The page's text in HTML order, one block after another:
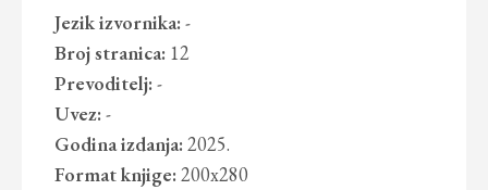
Jezik izvornika: -
Broj stranica: 12
Prevoditelj: -
Uvez: -
Godina izdanja: 2025.
Format knjige: 200x280